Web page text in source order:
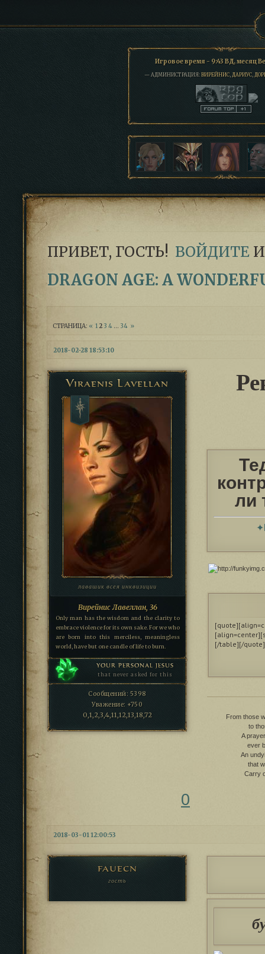
Игровое время - 9:43 ВД, месяц
— АДМИНИСТРАЦИЯ: ВИРЕЙНИС, ДАРИУС,
ПРИВЕТ, ГОСТЬ! ВОЙДИТЕ
DRAGON AGE: A
СТРАНИЦА: « 12 3 4 … 34 »
2018-02-28 18:53:10
Viraenis Lavellan
лавашик всея инквизиции
Вирейнис Лавеллан, 36
Only man has the wisdom and the clarity to
embrace violence for its own sake. For we who
are born into this merciless, meaningless
world, have but one candle of life to burn.
YOUR PERSONAL JESUS
that never asked for this
Сообщений: 5398
Уважение: +750
0,1,2,3,4,11,12,13,18,72
ли
✦
[/table][/quote]
From those
to
A
ever
An
that
Carry
0
2018-03-01 12:00:53
fauecn
гость